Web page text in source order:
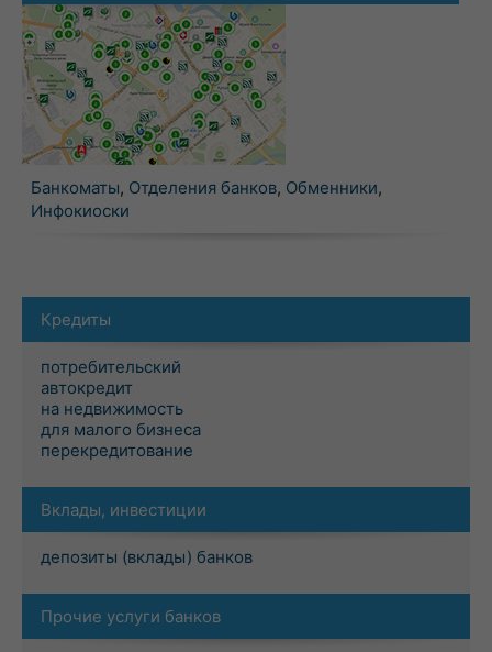
Банкоматы, Отделения банков, Обменники,
Инфокиоски
Кредиты
потребительский
автокредит
на недвижимость
для малого бизнеса
перекредитование
Вклады, инвестиции
депозиты (вклады) банков
Прочие услуги банков